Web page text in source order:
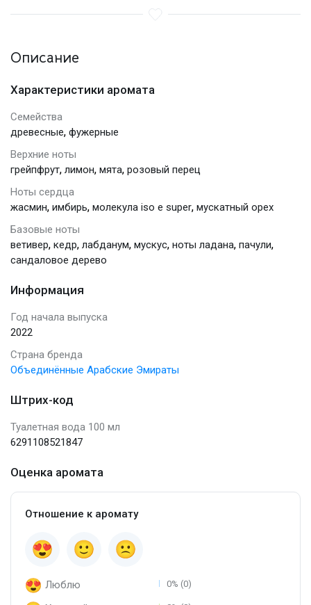
Описание
Характеристики аромата
Семейства
древесные, фужерные
Верхние ноты
грейпфрут, лимон, мята, розовый перец
Ноты сердца
жасмин, имбирь, молекула iso e super, мускатный орех
Базовые ноты
ветивер, кедр, лабданум, мускус, ноты ладана, пачули,
сандаловое дерево
Информация
Год начала выпуска
2022
Страна бренда
Объединённые Арабские Эмираты
Штрих-код
Туалетная вода 100 мл
6291108521847
Оценка аромата
Отношение к аромату
Люблю 0% (0)